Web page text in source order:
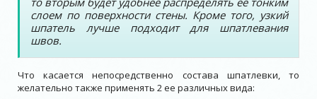
слоем по поверхности стены. Кроме того, узкий
шпатель лучше подходит для шпатлевания
швов.
Что касается непосредственно состава шпатлевки, то
желательно также применять 2 ее различных вида: